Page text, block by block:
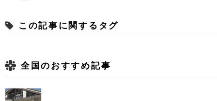
この記事に関するタグ
全国のおすすめ記事